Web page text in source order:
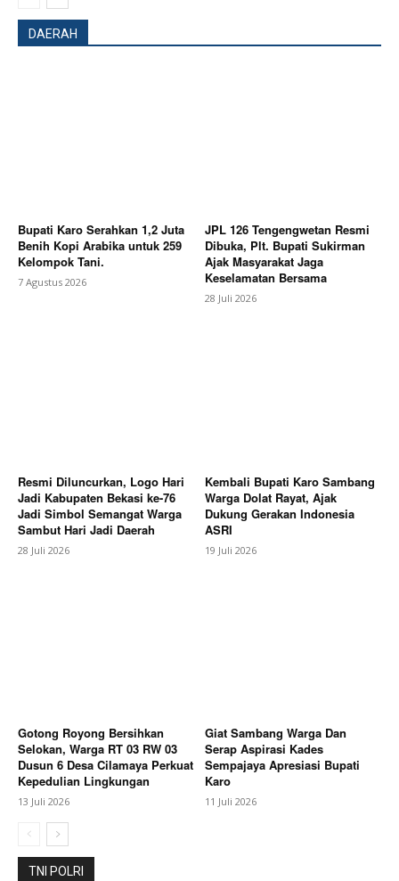
Company
Berita Lainnya Antisipasi Musim Kemarau, Plt. Bupati
Sukirman Ingatkan Masyarakat Antisipasi Kebakaran
dan Pentingnya Efisiensi Penggunaan Air
DAERAH
Bupati Karo Serahkan 1,2 Juta
Benih Kopi Arabika untuk 259
Kelompok Tani.
7 Agustus 2026
JPL 126 Tengengwetan Resmi
Dibuka, Plt. Bupati Sukirman
Ajak Masyarakat Jaga
Keselamatan Bersama
28 Juli 2026
Resmi Diluncurkan, Logo Hari
Jadi Kabupaten Bekasi ke-76
Jadi Simbol Semangat Warga
Sambut Hari Jadi Daerah
28 Juli 2026
Kembali Bupati Karo Sambang
Warga Dolat Rayat, Ajak
Dukung Gerakan Indonesia
ASRI
19 Juli 2026
Gotong Royong Bersihkan
Selokan, Warga RT 03 RW 03
Dusun 6 Desa Cilamaya Perkuat
Kepedulian Lingkungan
13 Juli 2026
Giat Sambang Warga Dan
Serap Aspirasi Kades
Sempajaya Apresiasi Bupati
Karo
11 Juli 2026
TNI POLRI